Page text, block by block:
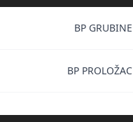
BP GRUBINE
BP PROLOŽAC